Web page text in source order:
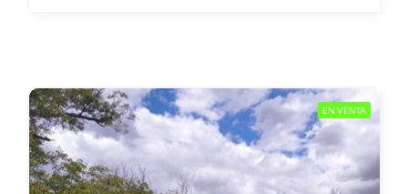
EN VENTA